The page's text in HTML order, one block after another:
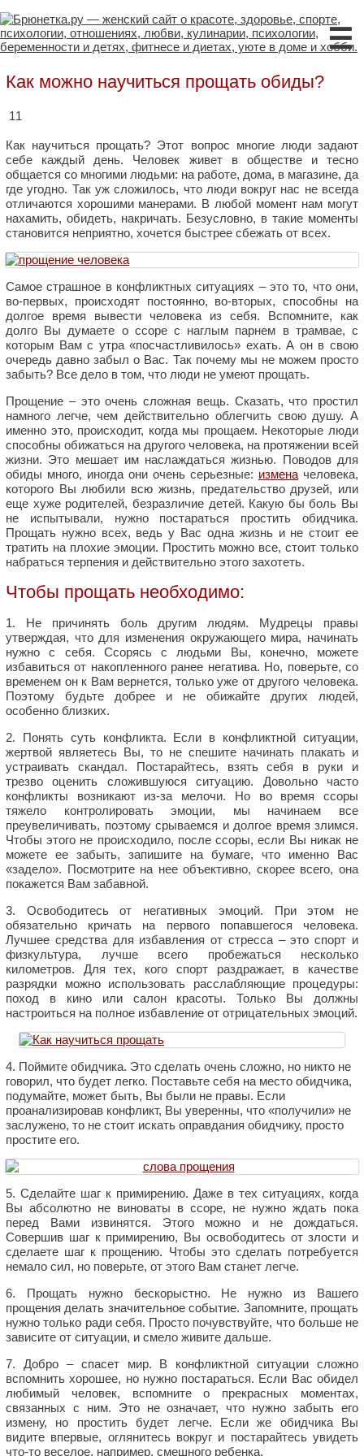
☰
Как можно научиться прощать обиды?
11
Как научиться прощать? Этот вопрос многие люди задают
себе каждый день. Человек живет в обществе и тесно
общается со многими людьми: на работе, дома, в магазине, да
где угодно. Так уж сложилось, что люди вокруг нас не всегда
отличаются хорошими манерами. В любой момент нам могут
нахамить, обидеть, накричать. Безусловно, в такие моменты
становится неприятно, хочется быстрее сбежать от всех.
Самое страшное в конфликтных ситуациях – это то, что они,
во-первых, происходят постоянно, во-вторых, способны на
долгое время вывести человека из себя. Вспомните, как
долго Вы думаете о ссоре с наглым парнем в трамвае, с
которым Вам с утра «посчастливилось» ехать. А он в свою
очередь давно забыл о Вас. Так почему мы не можем просто
забыть? Все дело в том, что люди не умеют прощать.
Прощение – это очень сложная вещь. Сказать, что простил
намного легче, чем действительно облегчить свою душу. А
именно это, происходит, когда мы прощаем. Некоторые люди
способны обижаться на другого человека, на протяжении всей
жизни. Это мешает им наслаждаться жизнью. Поводов для
обиды много, иногда они очень серьезные: измена человека,
которого Вы любили всю жизнь, предательство друзей, или
еще хуже родителей, безразличие детей. Какую бы боль Вы
не испытывали, нужно постараться простить обидчика.
Прощать нужно всех, ведь у Вас одна жизнь и не стоит ее
тратить на плохие эмоции. Простить можно все, стоит только
набраться терпения и действительно этого захотеть.
Чтобы прощать необходимо:
1. Не причинять боль другим людям. Мудрецы правы
утверждая, что для изменения окружающего мира, начинать
нужно с себя. Ссорясь с людьми Вы, конечно, можете
избавиться от накопленного ранее негатива. Но, поверьте, со
временем он к Вам вернется, только уже от другого человека.
Поэтому будьте добрее и не обижайте других людей,
особенно близких.
2. Понять суть конфликта. Если в конфликтной ситуации,
жертвой являетесь Вы, то не спешите начинать плакать и
устраивать скандал. Постарайтесь, взять себя в руки и
трезво оценить сложившуюся ситуацию. Довольно часто
конфликты возникают из-за мелочи. Но во время ссоры
тяжело контролировать эмоции, мы начинаем все
преувеличивать, поэтому срываемся и долгое время злимся.
Чтобы этого не происходило, после ссоры, если Вы никак не
можете ее забыть, запишите на бумаге, что именно Вас
«задело». Посмотрите на нее объективно, скорее всего, она
покажется Вам забавной.
3. Освободитесь от негативных эмоций. При этом не
обязательно кричать на первого попавшегося человека.
Лучшее средства для избавления от стресса – это спорт и
физкультура, лучше всего пробежаться несколько
километров. Для тех, кого спорт раздражает, в качестве
разрядки можно использовать расслабляющие процедуры:
поход в кино или салон красоты. Только Вы должны
настроиться на полное избавление от отрицательных эмоций.
4. Поймите обидчика. Это сделать очень сложно, но никто не
говорил, что будет легко. Поставьте себя на место обидчика,
подумайте, может быть, Вы были не правы. Если
проанализировав конфликт, Вы уверенны, что «получили» не
заслужено, то не стоит искать оправдания обидчику, просто
простите его.
5. Сделайте шаг к примирению. Даже в тех ситуациях, когда
Вы абсолютно не виноваты в ссоре, не нужно ждать пока
перед Вами извинятся. Этого можно и не дождаться.
Совершив шаг к примирению, Вы освободитесь от злости и
сделаете шаг к прощению. Чтобы это сделать потребуется
немало сил, но поверьте, от этого Вам станет легче.
6. Прощать нужно бескорыстно. Не нужно из Вашего
прощения делать значительное событие. Запомните, прощать
нужно только ради себя. Просто почувствуйте, что больше не
зависите от ситуации, и смело живите дальше.
7. Добро – спасет мир. В конфликтной ситуации сложно
вспомнить хорошее, но нужно постараться. Если Вас обидел
любимый человек, вспомните о прекрасных моментах,
связанных с ним. Это не означает, что нужно забыть его
измену, но простить будет легче. Если же обидчика Вы
видите впервые, оглянитесь вокруг и постарайтесь увидеть
что-то веселое, например, смешного ребенка.